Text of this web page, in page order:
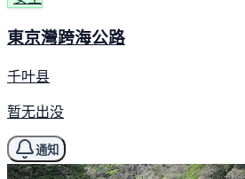
東京灣跨海公路
千叶县
暂无出没
通知